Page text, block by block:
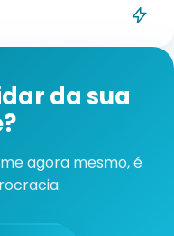
especialidade
da sua
agora mesmo, é